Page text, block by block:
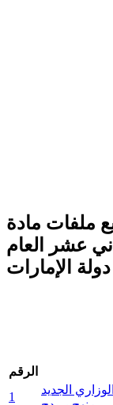
ملفات مادة
عشر العام
الإمارات
الرقم
1
الجديد